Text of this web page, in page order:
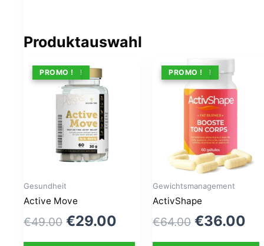
Produktauswahl
ANGEBOT !
PROMO !
Gesundheit
Active Move
€49.00 Le
prix
€29.00
prix
ANGEBOT !
PROMO !
Gewichtsmanagement
ActivShape
€64.00 Le
prix
€36.00